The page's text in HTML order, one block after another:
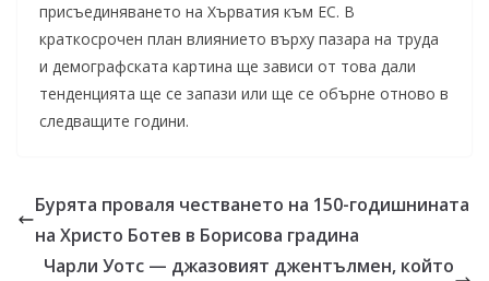
присъединяването на Хърватия към ЕС. В
краткосрочен план влиянието върху пазара на труда
и демографската картина ще зависи от това дали
тенденцията ще се запази или ще се обърне отново в
следващите години.
Бурята проваля честването на 150-годишнината
на Христо Ботев в Борисова градина
Чарли Уотс — джазовият джентълмен, който